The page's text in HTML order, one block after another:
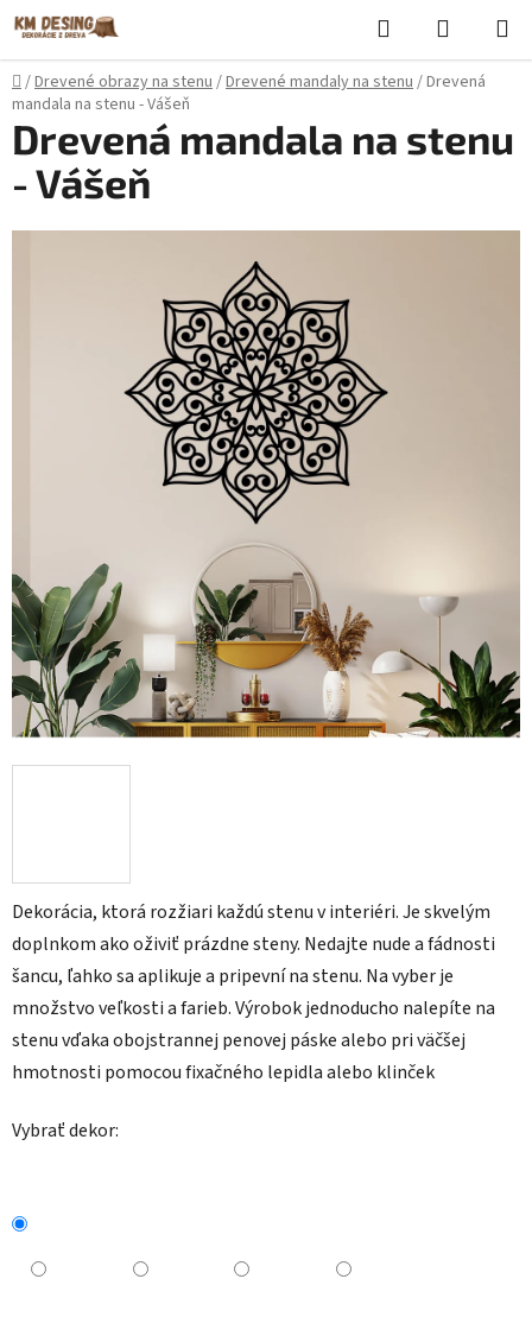
Prejsť
na
obsah
Hľadať
KOŠÍK
Domov
/Drevené obrazy na stenu/Drevené mandaly na stenu/Drevená
mandala na stenu - Vášeň
Dekorácia, ktorá rozžiari každú stenu v interiéri. Je skvelým
doplnkom ako oživiť prázdne steny. Nedajte nude a fádnosti
šancu, ľahko sa aplikuje a pripevní na stenu. Na vyber je
množstvo veľkosti a farieb. Výrobok jednoducho nalepíte na
stenu vďaka obojstrannej penovej páske alebo pri väčšej
hmotnosti pomocou fixačného lepidla alebo klinček
Vybrať dekor:
Drevená mandala na stenu
- Vášeň